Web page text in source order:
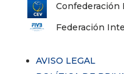
Confederación
Federación
AVISO LEGAL